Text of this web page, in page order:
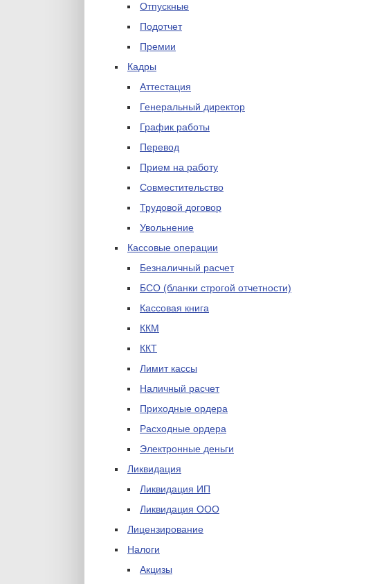
Отпускные
Подотчет
Премии
Кадры
Аттестация
Генеральный директор
График работы
Перевод
Прием на работу
Совместительство
Трудовой договор
Увольнение
Кассовые операции
Безналичный расчет
БСО (бланки строгой отчетности)
Кассовая книга
ККМ
ККТ
Лимит кассы
Наличный расчет
Приходные ордера
Расходные ордера
Электронные деньги
Ликвидация
Ликвидация ИП
Ликвидация ООО
Лицензирование
Налоги
Акцизы